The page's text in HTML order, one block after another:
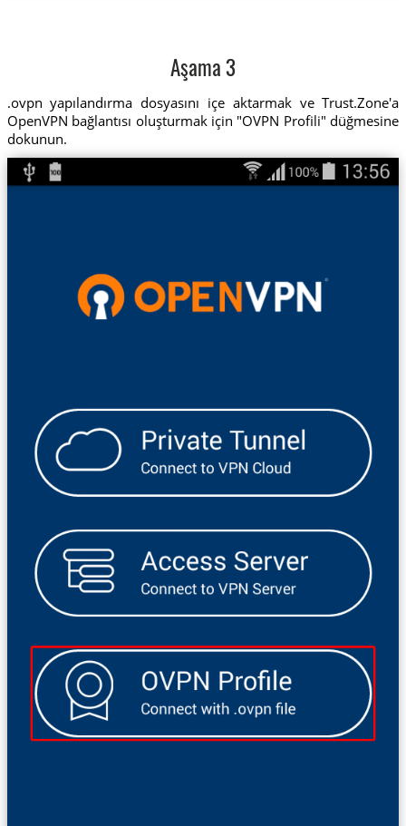
Aşama 3
.ovpn yapılandırma dosyasını içe aktarmak ve Trust.Zone'a
OpenVPN bağlantısı oluşturmak için "OVPN Profili" düğmesine
dokunun.